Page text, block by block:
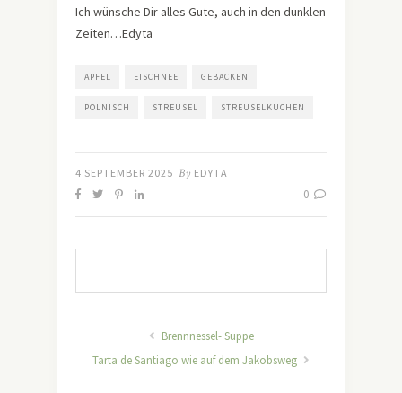
Ich wünsche Dir alles Gute, auch in den dunklen
Zeiten…Edyta
APFEL EISCHNEE GEBACKEN
POLNISCH STREUSEL STREUSELKUCHEN
4 SEPTEMBER 2025 By EDYTA
0
Brennnessel- Suppe
Tarta de Santiago wie auf dem Jakobsweg